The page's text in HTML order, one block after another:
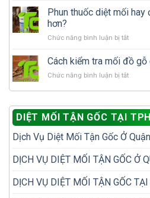
phát?
phát
phải
đi
nhiều
vị
trí
bị
sót
khi
kiểm
trong
nhà
Phun thuốc diệt mối
hơn?
Chức năng bình luận bị tắtở
thuốc
diệt
mối
hộp
nhử
mối
hiệu
hơn?
Cách kiểm tra mối đồ
Chức năng bình luận bị tắtở
tra
mối
đồ
gỗ
trước
khi
DIỆT MỐI TẬN GỐC TẠI
Dịch Vụ Diệt Mối Tận Gốc Ở
DỊCH VỤ DIỆT MỐI TẬN GỐC Ở
DỊCH VỤ DIỆT MỐI TẬN GỐC TẠI